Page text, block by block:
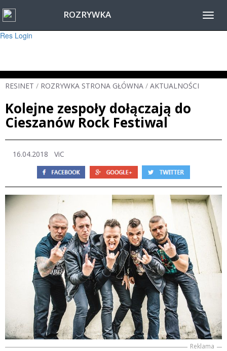
Warning
: session_start(): Failed to read session data: user (path: ) in
Res Login
ROZRYWKA
RESINET / ROZRYWKA STRONA GŁÓWNA / AKTUALNOŚCI
Kolejne zespoły dołączają do
Cieszanów Rock Festiwal
16.04.2018 ViC
Reklama